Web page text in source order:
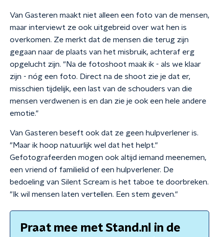
Van Gasteren maakt niet alleen een foto van de mensen,
maar interviewt ze ook uitgebreid over wat hen is
overkomen. Ze merkt dat de mensen die terug zijn
gegaan naar de plaats van het misbruik, achteraf erg
opgelucht zijn. "Na de fotoshoot maak ik - als we klaar
zijn - nóg een foto. Direct na de shoot zie je dat er,
misschien tijdelijk, een last van de schouders van die
mensen verdwenen is en dan zie je ook een hele andere
emotie."
Van Gasteren beseft ook dat ze geen hulpverlener is.
"Maar ik hoop natuurlijk wel dat het helpt."
Gefotografeerden mogen ook altijd iemand meenemen,
een vriend of familielid of een hulpverlener. De
bedoeling van Silent Scream is het taboe te doorbreken.
"Ik wil mensen laten vertellen. Een stem geven."
Praat mee met Stand.nl in de